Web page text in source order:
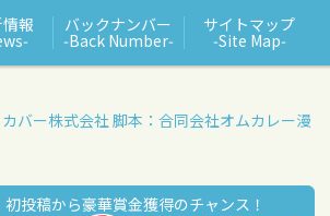
報 バックナンバー
‑Back Number‑
サイトマップ
‑Site Map‑
バー株式会社 脚本：合同会社オムカレー漫
初投稿から豪華賞金獲得のチャンス！